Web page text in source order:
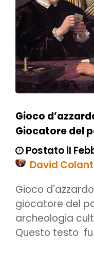
Gioco
Giocatore del
Postato il
David
Gioco
giocatore del
archeologia
Questo testo